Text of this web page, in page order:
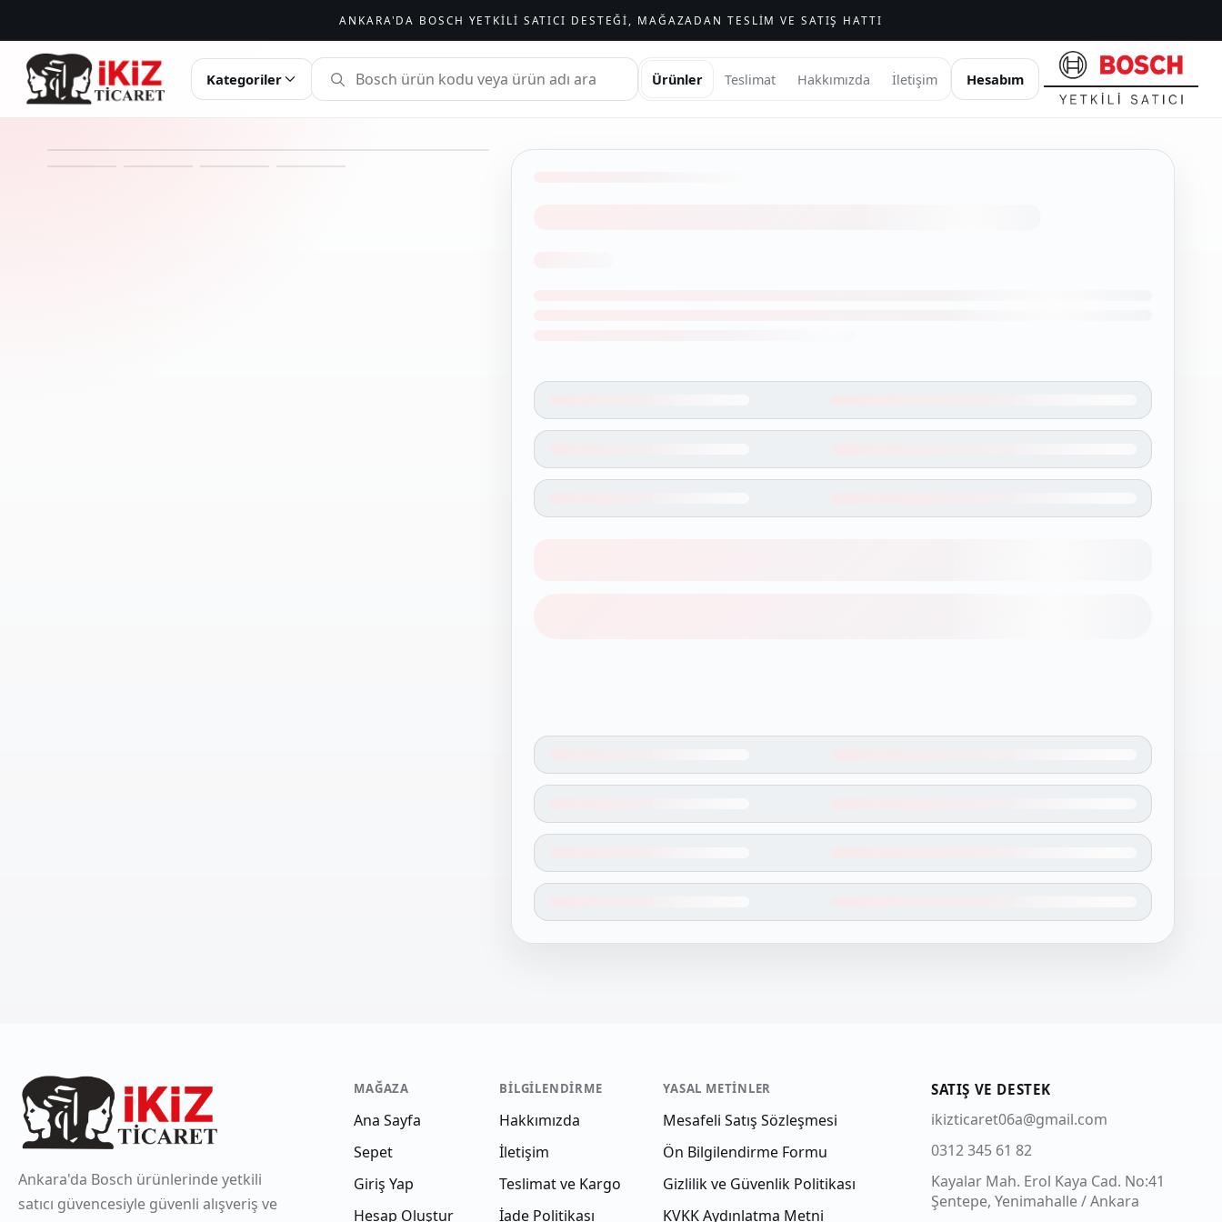
ANKARA'DA BOSCH YETKILI SATICI DESTEĞI, MAĞAZADAN TESLIM VE SATIŞ HATTI
İKIZ TICARET
Kategoriler Ürünler Teslimat Hakkımızda İletişim Hesabım
Ankara'da Bosch ürünlerinde yetkili
satıcı güvencesiyle güvenli alışveriş ve
MAĞAZA
Ana Sayfa
Sepet
Giriş Yap
Hesap Oluştur
BILGILENDIRME
Hakkımızda
İletişim
Teslimat ve Kargo
İade Politikası
YASAL METINLER
Mesafeli Satış Sözleşmesi
Ön Bilgilendirme Formu
Gizlilik ve Güvenlik Politikası
KVKK Aydınlatma Metni
SATIŞ VE DESTEK
ikizticaret06a@gmail.com
0312 345 61 82
Kayalar Mah. Erol Kaya Cad. No:41
Şentepe, Yenimahalle / Ankara